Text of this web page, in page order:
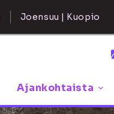
Joensuu | Kuopio
Ajankohtaista